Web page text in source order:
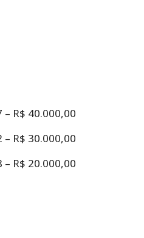
– R$ 40.000,00
– R$ 30.000,00
– R$ 20.000,00